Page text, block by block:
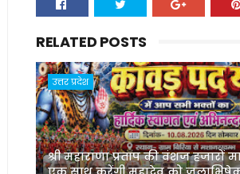
RELATED POSTS
उत्तर प्रदेश
श्री महाराणा प्रताप की वंशज हजारों